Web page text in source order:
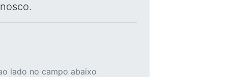
lado no campo abaixo